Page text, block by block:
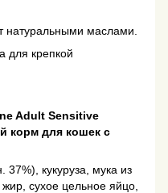
натуральными маслами.
для крепкой
Adult Sensitive
корм для кошек с
кукуруза, мука из
сухое цельное яйцо,